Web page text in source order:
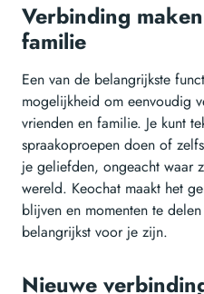
Verbinding
familie
Een van de belangrijkste
mogelijkheid om eenvoudig
vrienden en familie. Je kunt
spraakoproepen doen of
je geliefden, ongeacht waar
wereld. Keochat maakt het
blijven en momenten te
belangrijkst voor je zijn.
Nieuwe